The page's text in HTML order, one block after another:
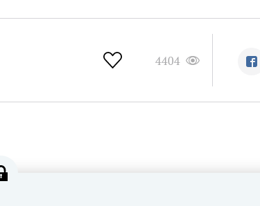
4404